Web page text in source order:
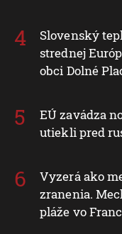
Slovenský
strednej
obci Dolné
EÚ zavádza
utiekli pred
Vyzerá ako
zranenia.
pláže vo